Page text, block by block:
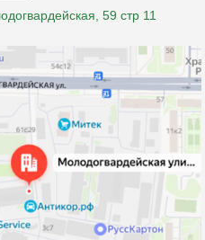
59 стр 11